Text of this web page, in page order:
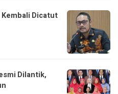
Dicatut
Dilantik,